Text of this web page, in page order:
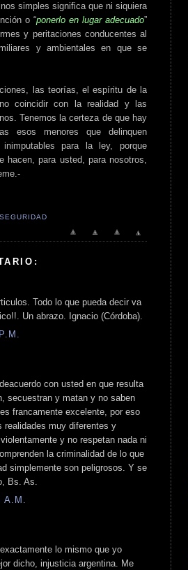
simples significa que ni siquiera
o “ponerlo en lugar adecuado”
y peritaciones conducentes al
y ambientales en que se
las teorías, el espíritu de la
coincidir con la realidad y las
Tenemos la certeza de que hay
esos menores que delinquen
para la ley, porque
hacen, para usted, para nosotros,
Todo lo que pueda decir va
Un abrazo. Ignacio (Córdoba).
con usted en que resulta
secuestran y matan y no saben
francamente excelente, por eso
realidades muy diferentes y
y no respetan nada ni
la criminalidad de lo que
simplemente son peligrosos. Y se
Bs. As.
lo mismo que yo
dicho, injusticia argentina. Me